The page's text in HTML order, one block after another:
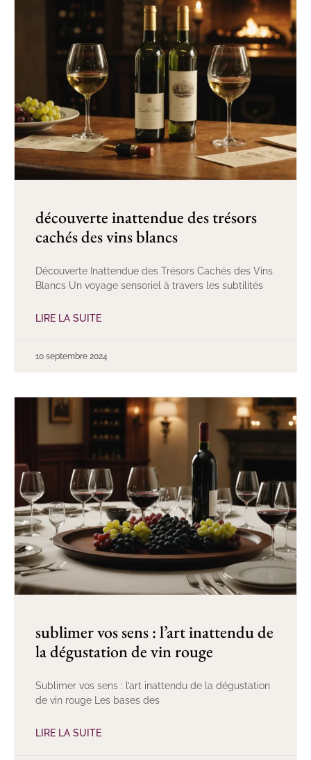
découverte inattendue des trésors
cachés des vins blancs
Découverte Inattendue des Trésors Cachés des Vins
Blancs Un voyage sensoriel à travers les subtilités
LIRE LA SUITE
10 septembre 2024
sublimer vos sens : l’art inattendu de
la dégustation de vin rouge
Sublimer vos sens : l’art inattendu de la dégustation
de vin rouge Les bases des
LIRE LA SUITE